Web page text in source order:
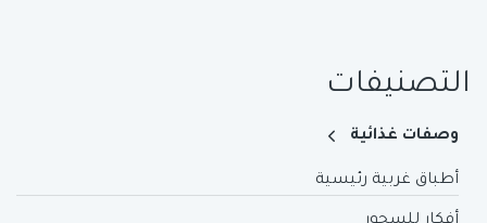
التصنيفات
وصفات غذائية
أطباق غربية رئيسية